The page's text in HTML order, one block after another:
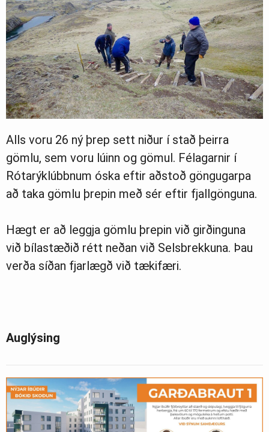
Alls voru 26 ný þrep sett niður í stað þeirra
gömlu, sem voru lúinn og gömul. Félagarnir í
Rótarýklúbbnum óska eftir aðstoð göngugarpa
að taka gömlu þrepin með sér eftir fjallgönguna.
Hægt er að leggja gömlu þrepin við girðinguna
við bílastæðið rétt neðan við Selsbrekkuna. Þau
verða síðan fjarlægð við tækifæri.
Auglýsing